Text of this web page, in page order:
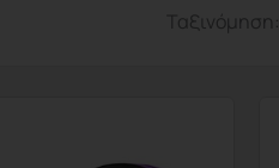
Ταξινόμηση: